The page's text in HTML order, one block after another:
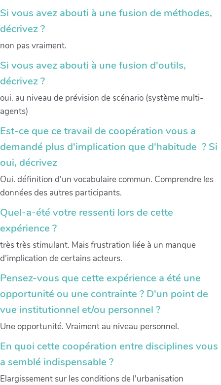
Si vous avez abouti à une fusion de méthodes,
décrivez ?
non pas vraiment.
Si vous avez abouti à une fusion d'outils,
décrivez ?
oui. au niveau de prévision de scénario (système multi-
agents)
Est-ce que ce travail de coopération vous a
demandé plus d'implication que d'habitude ? Si
oui, décrivez
Oui. définition d'un vocabulaire commun. Comprendre les
données des autres participants.
Quel-a-été votre ressenti lors de cette
expérience ?
très très stimulant. Mais frustration liée à un manque
d'implication de certains acteurs.
Pensez-vous que cette expérience a été une
opportunité ou une contrainte ? D'un point de
vue institutionnel et/ou personnel ?
Une opportunité. Vraiment au niveau personnel.
En quoi cette coopération entre disciplines vous
a semblé indispensable ?
Elargissement sur les conditions de l'urbanisation